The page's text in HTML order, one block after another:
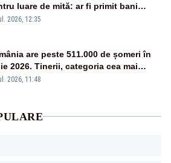
luare de mită: ar fi primit bani
internarea mai rapidă a
2026, 12:35
are peste 511.000 de șomeri în
2026. Tinerii, categoria cea mai
2026, 11:48